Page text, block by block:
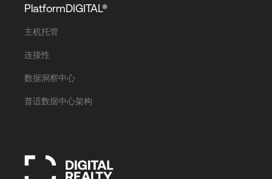
PlatformDIGITAL®
主机托管
连接性
数据洞察中心
普适数据中心架构